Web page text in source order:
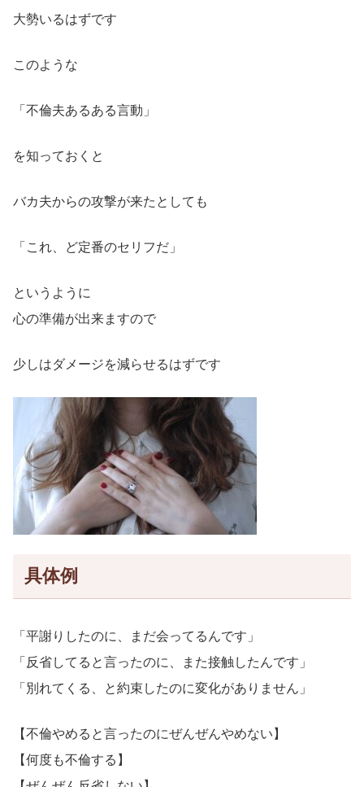
大勢いるはずです
このような
「不倫夫あるある言動」
を知っておくと
バカ夫からの攻撃が来たとしても
「これ、ど定番のセリフだ」
というように
心の準備が出来ますので
少しはダメージを減らせるはずです
具体例
「平謝りしたのに、まだ会ってるんです」
「反省してると言ったのに、また接触したんです」
「別れてくる、と約束したのに変化がありません」
【不倫やめると言ったのにぜんぜんやめない】
【何度も不倫する】